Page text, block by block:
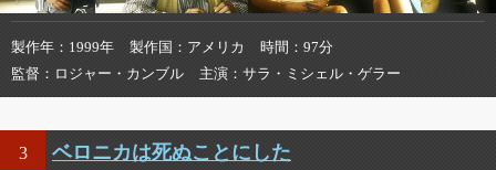
製作年 1999年 製作国 アメリカ 時間
97分
監督
ロジャー・カンブル 主演 サラ・ミシェル・ゲラー
3 ベロニカは死ぬことにした